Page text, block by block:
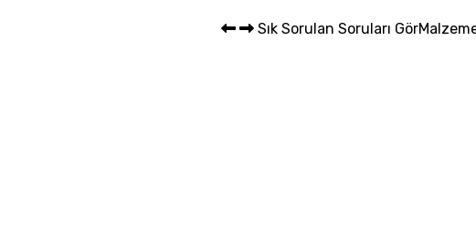
Sık Sorulan Soruları Gör